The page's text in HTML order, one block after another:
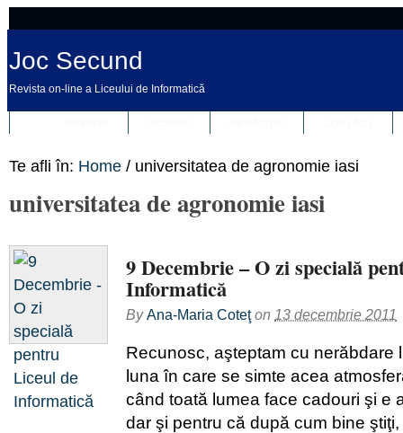
Joc Secund
Revista on-line a Liceului de Informatică
Te afli în: Home / universitatea de agronomie iasi
universitatea de agronomie iasi
9 Decembrie – O zi specială
Informatică
ByAna-Maria Coteţon 13 decembrie 2011
Recunosc, aşteptam cu nerăbdare
luna în care se simte acea
când toată lumea face cadouri şi e
dar şi pentru că după cum bine